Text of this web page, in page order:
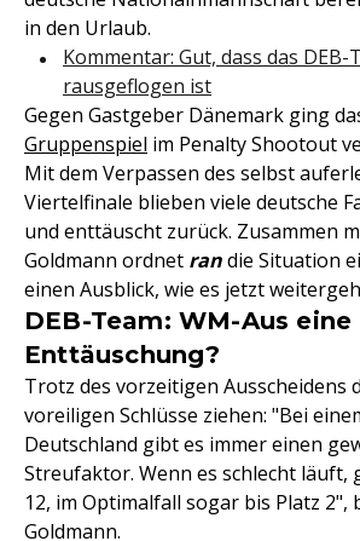
in den Urlaub.
Kommentar: Gut, dass das DEB-
rausgeflogen ist
Gegen Gastgeber Dänemark ging
Gruppenspiel im Penalty Shootout
Mit dem Verpassen des selbst
Viertelfinale blieben viele deutsche
und enttäuscht zurück. Zusammen
Goldmann ordnet randie Situation
einen Ausblick, wie es jetzt
DEB-Team: WM-Aus eine
Enttäuschung?
Trotz des vorzeitigen Ausscheidens
voreiligen Schlüsse ziehen: "Bei
Deutschland gibt es immer einen
Streufaktor. Wenn es schlecht läuft,
12, im Optimalfall sogar bis Platz 2",
Goldmann.